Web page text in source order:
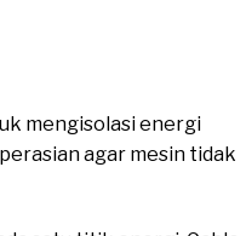
mengisolasi energi
agar mesin tidak